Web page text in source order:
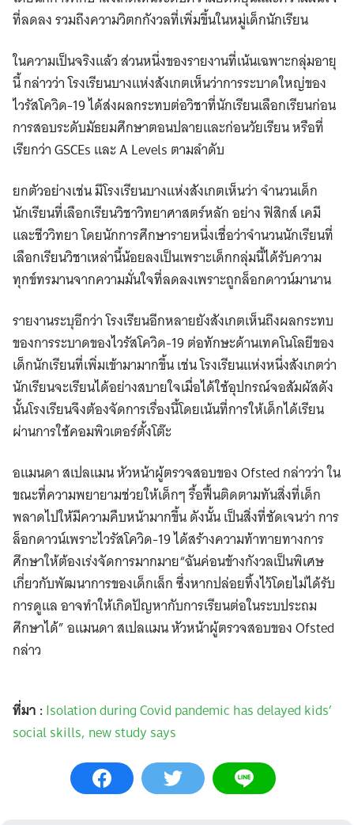
ที่ลดลง รวมถึงความวิตกกังวลที่เพิ่มขึ้นในหมู่เด็กนักเรียน
ในความเป็นจริงแล้ว ส่วนหนึ่งของรายงานที่เน้นเฉพาะกลุ่มอายุ
นี้ กล่าวว่า โรงเรียนบางแห่งสังเกตเห็นว่าการระบาดใหญ่ของ
ไวรัสโควิด-19 ได้ส่งผลกระทบต่อวิชาที่นักเรียนเลือกเรียนก่อน
การสอบระดับมัธยมศึกษาตอนปลายและก่อนวัยเรียน หรือที่
เรียกว่า GSCEs และ A Levels ตามลำดับ
ยกตัวอย่างเช่น มีโรงเรียนบางแห่งสังเกตเห็นว่า จำนวนเด็ก
นักเรียนที่เลือกเรียนวิชาวิทยาศาสตร์หลัก อย่าง ฟิสิกส์ เคมี
และชีววิทยา โดยนักการศึกษารายหนึ่งเชื่อว่าจำนวนนักเรียนที่
เลือกเรียนวิชาเหล่านี้น้อยลงเป็นเพราะเด็กกลุ่มนี้ได้รับความ
ทุกข์ทรมานจากความมั่นใจที่ลดลงเพราะถูกล็อกดาวน์มานาน
รายงานระบุอีกว่า โรงเรียนอีกหลายยังสังเกตเห็นถึงผลกระทบ
ของการระบาดของไวรัสโควิด-19 ต่อทักษะด้านเทคโนโลยีของ
เด็กนักเรียนที่เพิ่มเข้ามามากขึ้น เช่น โรงเรียนแห่งหนึ่งสังเกตว่า
นักเรียนจะเรียนได้อย่างสบายใจเมื่อได้ใช้อุปกรณ์จอสัมผัสดัง
นั้นโรงเรียนจึงต้องจัดการเรื่องนี้โดยเน้นที่การให้เด็กได้เรียน
ผ่านการใช้คอมพิวเตอร์ตั้งโต๊ะ
อแมนดา สเปลแมน หัวหน้าผู้ตรวจสอบของ Ofsted กล่าวว่า ใน
ขณะที่ความพยายามช่วยให้เด็กๆ รื้อฟื้นติดตามทันสิ่งที่เด็ก
พลาดไปให้มีความคืบหน้ามากขึ้น ดังนั้น เป็นสิ่งที่ชัดเจนว่า การ
ล็อกดาวน์เพราะไวรัสโควิด-19 ได้สร้างความท้าทายทางการ
ศึกษาให้ต้องเร่งจัดการมากมาย“ฉันค่อนข้างกังวลเป็นพิเศษ
เกี่ยวกับพัฒนาการของเด็กเล็ก ซึ่งหากปล่อยทิ้งไว้โดยไม่ได้รับ
การดูแล อาจทำให้เกิดปัญหากับการเรียนต่อในระบประถม
ศึกษาได้” อแมนดา สเปลแมน หัวหน้าผู้ตรวจสอบของ Ofsted
กล่าว
ที่มา :Isolation during Covid pandemic has delayed kids’
social skills, new study says